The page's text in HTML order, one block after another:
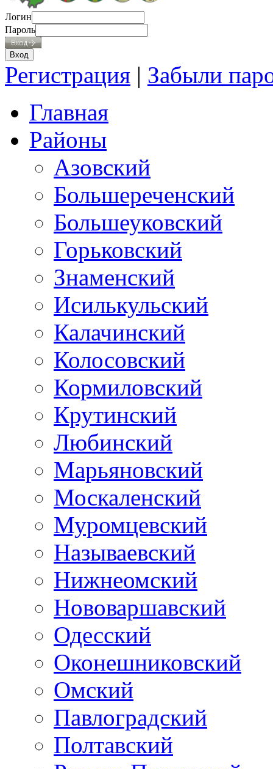
Логин
Пароль
Регистрация | Забыли
Главная
Районы
Азовский
Большереченский
Большеуковский
Горьковский
Знаменский
Исилькульский
Калачинский
Колосовский
Кормиловский
Крутинский
Любинский
Марьяновский
Москаленский
Муромцевский
Называевский
Нижнеомский
Нововаршавский
Одесский
Оконешниковский
Омский
Павлоградский
Полтавский